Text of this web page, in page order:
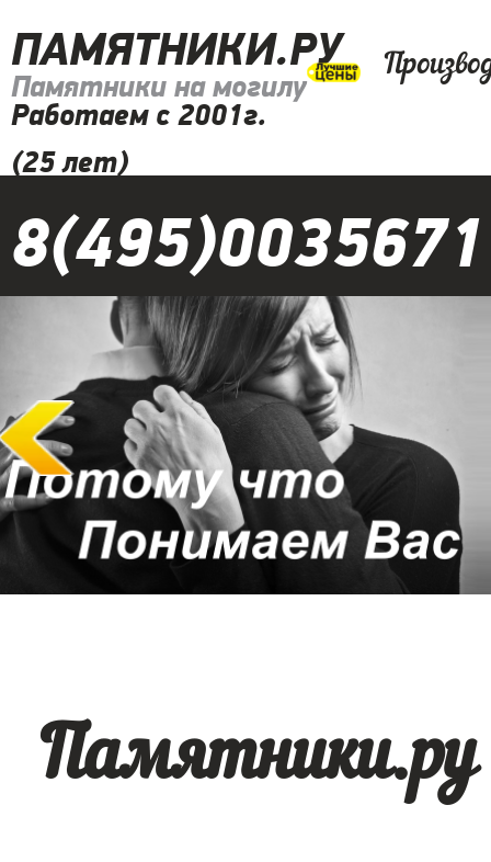
ПАМЯТНИКИ.РУ
Памятники на могилу
Работаем с 2001г.
(25 лет)
8(495)0035671